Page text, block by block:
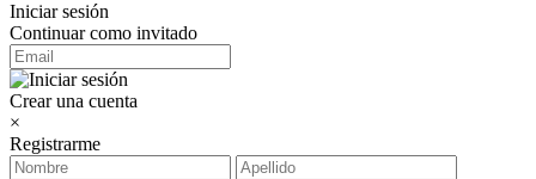
Iniciar sesión
Continuar como invitado
Crear una cuenta
×
Registrarme